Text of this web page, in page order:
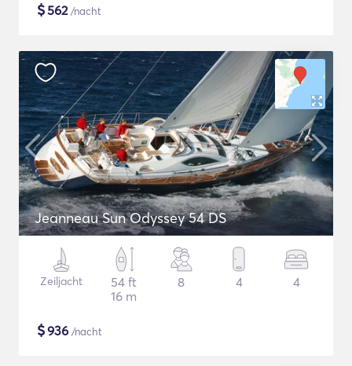
$562/nacht
Jeanneau Sun Odyssey 54 DS
Zeiljacht
54 ft
16 m
8 4 4
$936 /nacht